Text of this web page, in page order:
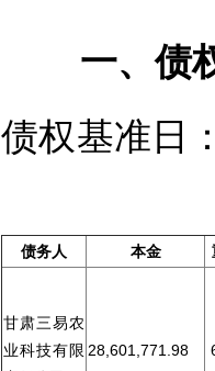
一、债权
债权
债务人 本金
甘肃三易农
业科技有限 28,601,771.98